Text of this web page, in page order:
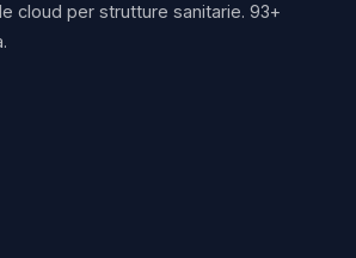
cloud per strutture sanitarie. 93+